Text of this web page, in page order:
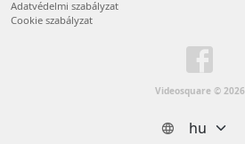
Adatvédelmi szabályzat
Cookie szabályzat
Videosquare © 2026